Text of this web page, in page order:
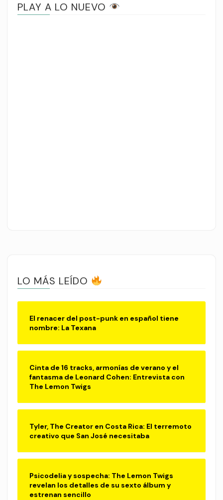
PLAY A LO NUEVO
LO MÁS LEÍDO
El renacer del post-punk en español tiene
nombre: La Texana
Cinta de 16 tracks, armonías de verano y el
fantasma de Leonard Cohen: Entrevista con
The Lemon Twigs
Tyler, The Creator en Costa Rica: El terremoto
creativo que San José necesitaba
Psicodelia y sospecha: The Lemon Twigs
revelan los detalles de su sexto álbum y
estrenan sencillo